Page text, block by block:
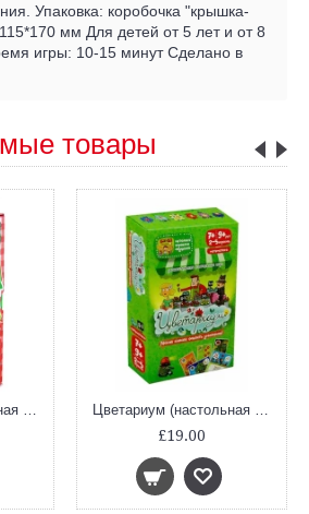
Упаковка: коробочка "крышка-
мм Для детей от 5 лет и от 8
игры: 10-15 минут Сделано в
товары
£19.00